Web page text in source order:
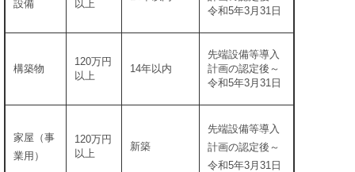
設備
以上
令和5年3月31日
構築物
120万円
以上
14年以内
先端設備等導入
計画の認定後～
令和5年3月31日
家屋（事
業用）
120万円
以上
新築
先端設備等導入
計画の認定後～
令和5年3月31日